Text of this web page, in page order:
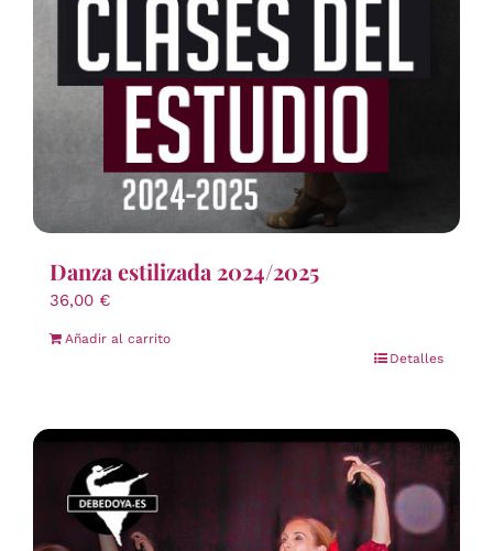
Danza estilizada 2024/2025
36,00 €
Añadir al carrito
Detalles